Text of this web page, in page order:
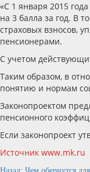
«С 1 января 2015
на 3 балла за год. В
страховых взносов,
пенсионерами.
С учетом
Таким образом, в
понятию и нормам
Законопроектом
пенсионного
Если законопроект
Источник www.mk.ru